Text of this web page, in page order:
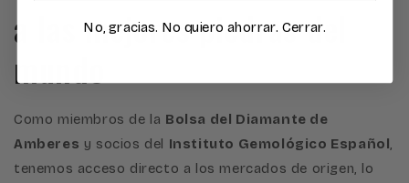
a las mejores piedras del
mundo
Como miembros de la Bolsa del Diamante de
Amberes y socios del Instituto Gemológico Español,
tenemos acceso directo a los mercados de origen, lo
No, gracias. No quiero ahorrar. Cerrar.